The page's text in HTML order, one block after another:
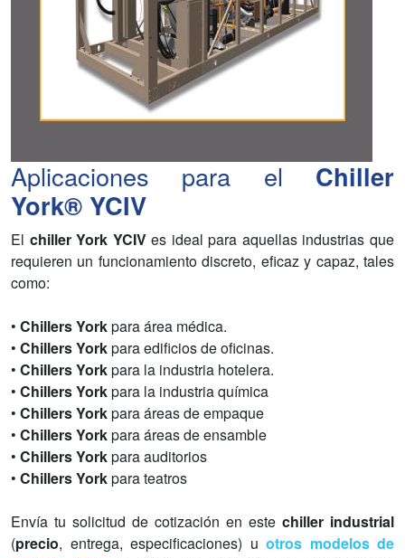
Aplicaciones para el Chiller
York® YCIV
El chiller York YCIVes ideal para aquellas industrias que
requieren un funcionamiento discreto, eficaz y capaz, tales
como:
• Chillers Yorkpara área médica.
• Chillers Yorkpara edificios de oficinas.
• Chillers Yorkpara la industria hotelera.
• Chillers Yorkpara la industria química
• Chillers Yorkpara áreas de empaque
• Chillers Yorkpara áreas de ensamble
• Chillers Yorkpara auditorios
• Chillers Yorkpara teatros
Envía tu solicitud de cotización en este chiller industrial
(precio, entrega, especificaciones) u otros modelos de